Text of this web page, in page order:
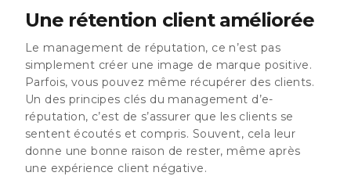
Une rétention client améliorée
Le management de réputation, ce n’est pas
simplement créer une image de marque positive.
Parfois, vous pouvez même récupérer des clients.
Un des principes clés du management d’e-
réputation, c’est de s’assurer que les clients se
sentent écoutés et compris. Souvent, cela leur
donne une bonne raison de rester, même après
une expérience client négative.